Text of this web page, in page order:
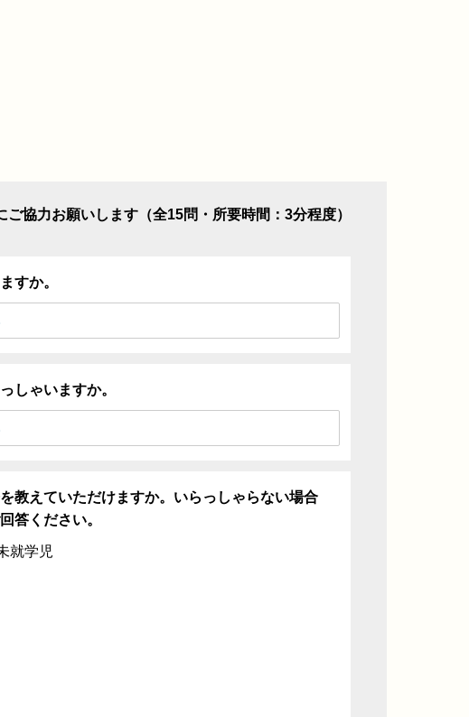
ご協力お願いします（全15問・所要時間：3分程度）
すか。
しゃいますか。
教えていただけますか。いらっしゃらない場合
答ください。
就学児